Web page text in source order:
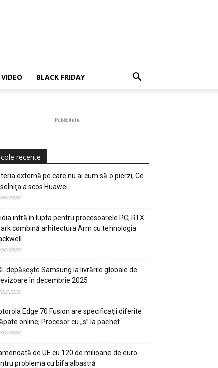
BLACK FRIDAY
Publicitate
recente
externă pe care nu ai cum să o pierzi; Ce
a scos Huawei
2026
intră în lupta pentru procesoarele PC; RTX
combină arhitectura Arm cu tehnologia
2026
depășește Samsung la livrările globale de
în decembrie 2025
2026
Edge 70 Fusion are specificații diferite
online; Procesor cu „s” la pachet
2026
de UE cu 120 de milioane de euro
problema cu bifa albastră